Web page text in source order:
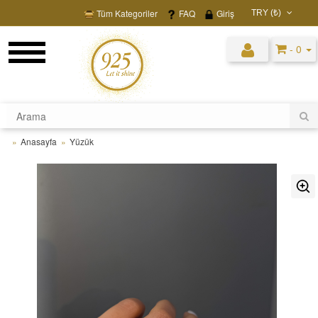
TRY (₺)
EUR (€)
Tüm Kategoriler FAQ Giriş
- 0
Anasayfa Yüzük